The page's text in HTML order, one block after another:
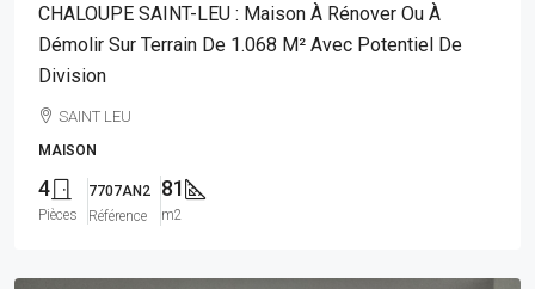
CHALOUPE SAINT-LEU : Maison À Rénover Ou À
Démolir Sur Terrain De 1.068 M² Avec Potentiel De
Division
SAINT LEU
MAISON
4
Pièces
7707AN2
Référence
81
m2